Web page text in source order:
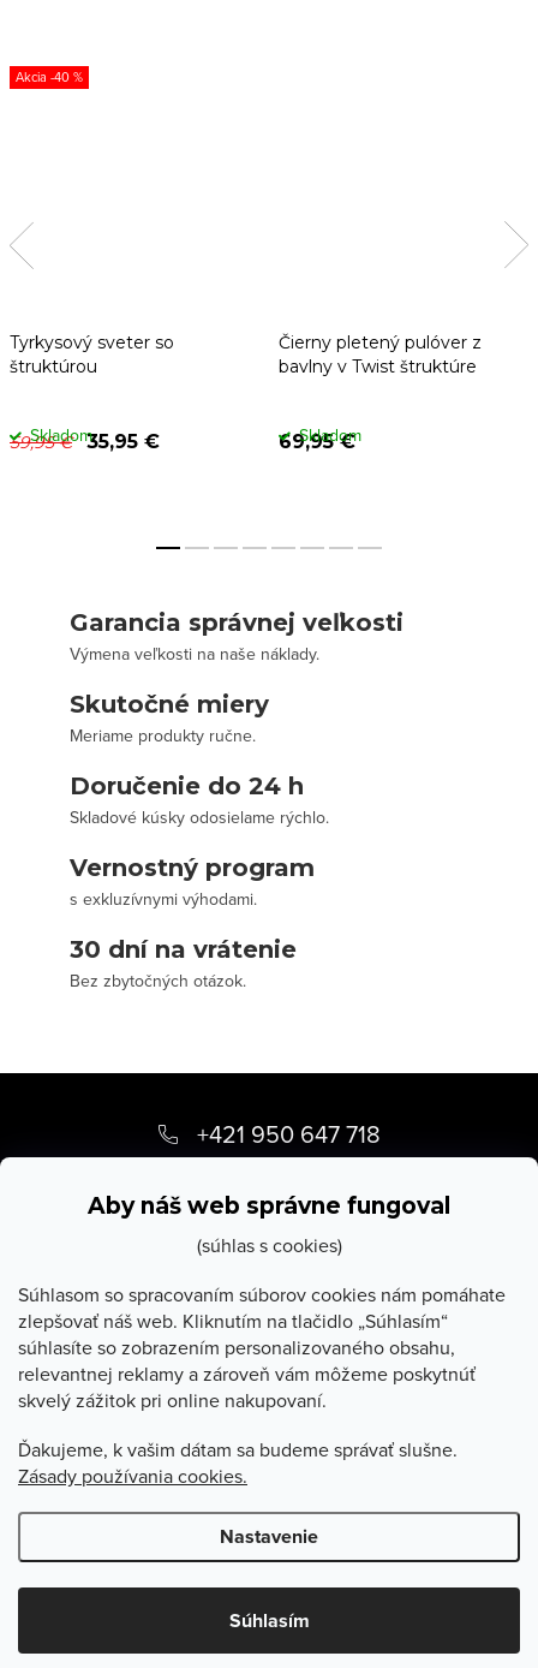
Aby náš web správne fungoval
(súhlas s cookies)
Súhlasom so spracovaním súborov cookies nám pomáhate
zlepšovať náš web. Kliknutím na tlačidlo „Súhlasím“
súhlasíte so zobrazením personalizovaného obsahu,
relevantnej reklamy a zároveň vám môžeme poskytnúť
skvelý zážitok pri online nakupovaní.
Ďakujeme, k vašim dátam sa budeme správať slušne.
Zásady používania cookies.
Nastavenie
Súhlasím
-40 %
Tyrkysový sveter so
štruktúrou
59,95 € 35,95 €
Skladom
Čierny pletený pulóver z
bavlny v Twist štruktúre
69,95 €
Skladom
Garancia správnej veľkosti
Výmena veľkosti na naše náklady.
Skutočné miery
Meriame produkty ručne.
Doručenie do 24 h
Skladové kúsky odosielame rýchlo.
Vernostný program
s exkluzívnymi výhodami.
30 dní na vrátenie
Bez zbytočných otázok.
p
+421 950 647 718
O Stevula
Poradňa
Copyright 2026Stevula.sk. Všetky práva vyhradené.Upraviť
nastavenie cookies